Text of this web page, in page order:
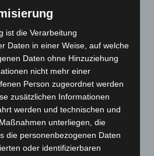
schnell eingedämmt
21 neue
starten beim Roten
mit Hockeyschläger über
sucht Zeugen
ist die Verarbeitung
Daten in einer Weise, auf welche
Daten ohne Hinzuziehung
nicht mehr einer
Person zugeordnet werden
zusätzlichen Informationen
werden und technischen und
unterliegen, die
die personenbezogenen Daten
oder identifizierbaren